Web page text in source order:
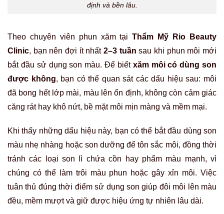
định và bền lâu.
Theo chuyên viên phun xăm tạiThẩm Mỹ Rio Beauty
Clinic, bạn nên đợi ít nhất 2–3 tuần sau khi phun môi mới
bắt đầu sử dụng son màu. Để biết xăm môi có dùng son
được không, bạn có thể quan sát các dấu hiệu sau: môi
đã bong hết lớp mài, màu lên ổn định, không còn cảm giác
căng rát hay khô nứt, bề mặt môi mịn màng và mềm mại.
Khi thấy những dấu hiệu này, bạn có thể bắt đầu dùng son
màu nhẹ nhàng hoặc son dưỡng để tôn sắc môi, đồng thời
tránh các loại son lì chứa cồn hay phẩm màu mạnh, vì
chúng có thể làm trôi màu phun hoặc gây xỉn môi. Việc
tuân thủ đúng thời điểm sử dụng son giúp đôi môi lên màu
đều, mềm mượt và giữ được hiệu ứng tự nhiên lâu dài.